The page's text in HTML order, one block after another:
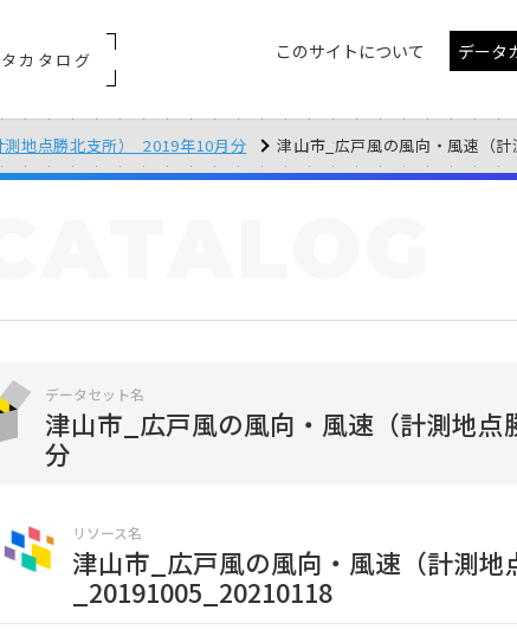
カタログ このサイトについて データ
地点勝北支所）_2019年10月分 津山市_広戸風の風向・風速（
データセット名
津山市_広戸風の風向・風速（計測地
分
リソース名
津山市_広戸風の風向・風速（計測地
_20191005_20210118